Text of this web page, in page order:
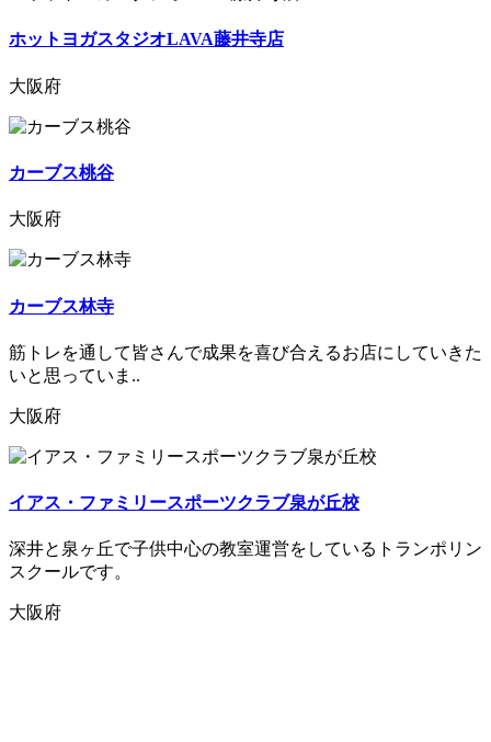
ホットヨガスタジオLAVA藤井寺店
大阪府
カーブス桃谷
大阪府
カーブス林寺
筋トレを通して皆さんで成果を喜び合えるお店にしていきた
いと思っていま..
大阪府
イアス・ファミリースポーツクラブ泉が丘校
深井と泉ヶ丘で子供中心の教室運営をしているトランポリン
スクールです。
大阪府